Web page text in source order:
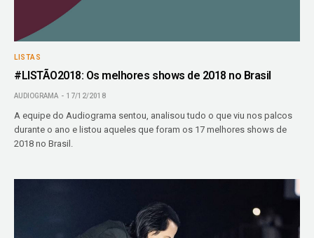
LISTAS
#LISTÃO2018: Os melhores shows de 2018 no Brasil
AUDIOGRAMA 17/12/2018
A equipe do Audiograma sentou, analisou tudo o que viu nos palcos
durante o ano e listou aqueles que foram os 17 melhores shows de
2018 no Brasil.